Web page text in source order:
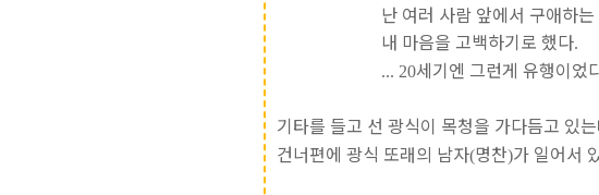
난 여러 사람 앞에서 구애하
내 마음을 고백하기로 했다.
... 20세기엔 그런게 유행이었
기타를 들고 선 광식이 목청을 가다듬고 있
건너편에 광식 또래의 남자(명찬)가 일어서